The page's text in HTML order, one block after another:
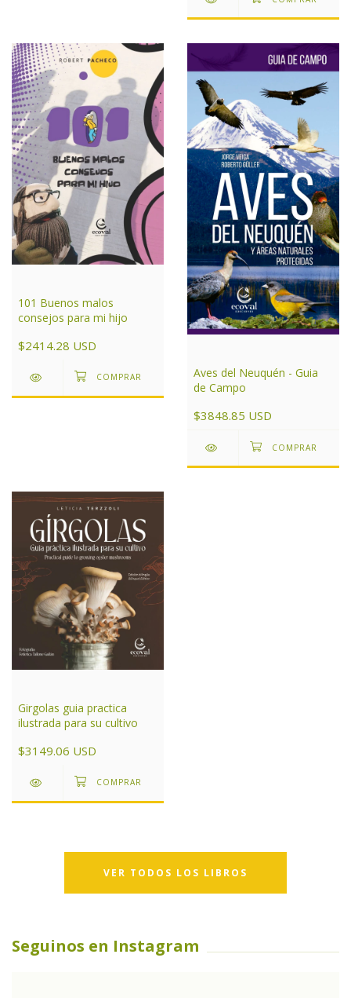
101 Buenos malos
consejos para mi hijo
$2414.28 USD
Aves del Neuquén - Guia
de Campo
$3848.85 USD
Girgolas guia practica
ilustrada para su cultivo
$3149.06 USD
VER TODOS LOS LIBROS
Seguinos en Instagram